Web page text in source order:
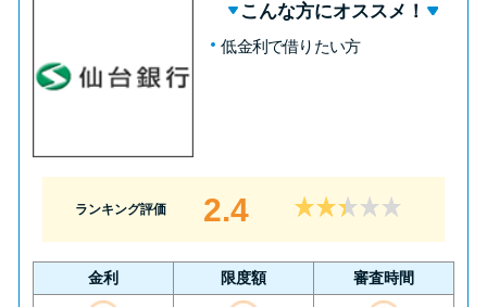
こんな方にオススメ！
低金利で借りたい方
ランキング評価 2.4
金利 限度額 審査時間